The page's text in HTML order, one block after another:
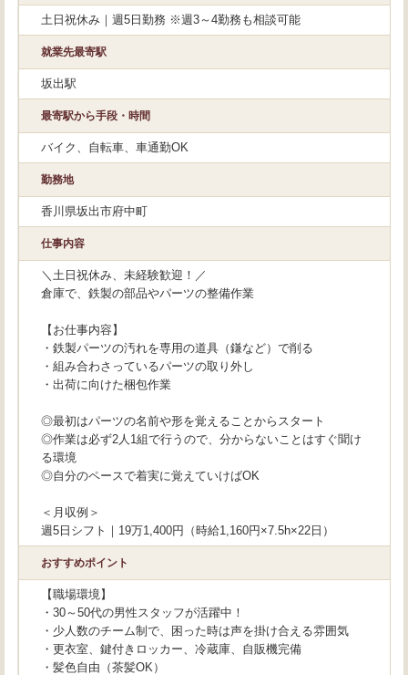
土日祝休み｜週5日勤務 ※週3～4勤務も相談可能
就業先最寄駅
坂出駅
最寄駅から手段・時間
バイク、自転車、車通勤OK
勤務地
香川県坂出市府中町
仕事内容
＼土日祝休み、未経験歓迎！／
倉庫で、鉄製の部品やパーツの整備作業
【お仕事内容】
・鉄製パーツの汚れを専用の道具（鎌など）で削る
・組み合わさっているパーツの取り外し
・出荷に向けた梱包作業
◎最初はパーツの名前や形を覚えることからスタート
◎作業は必ず2人1組で行うので、分からないことはすぐ聞け
る環境
◎自分のペースで着実に覚えていけばOK
＜月収例＞
週5日シフト｜19万1,400円（時給1,160円×7.5h×22日）
おすすめポイント
【職場環境】
・30～50代の男性スタッフが活躍中！
・少人数のチーム制で、困った時は声を掛け合える雰囲気
・更衣室、鍵付きロッカー、冷蔵庫、自販機完備
・髪色自由（茶髪OK）